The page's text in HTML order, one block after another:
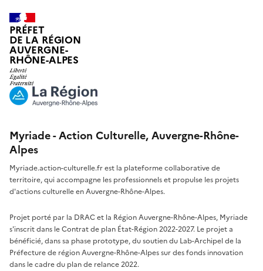
PRÉFET
DE LA RÉGION
AUVERGNE-
RHÔNE-ALPES
Myriade - Action Culturelle, Auvergne-Rhône-
Alpes
Myriade.action-culturelle.fr est la plateforme collaborative de
territoire, qui accompagne les professionnels et propulse les projets
d'actions culturelle en Auvergne-Rhône-Alpes.
Projet porté par la DRAC et la Région Auvergne-Rhône-Alpes, Myriade
s'inscrit dans le Contrat de plan État-Région 2022-2027. Le projet a
bénéficié, dans sa phase prototype, du soutien du Lab-Archipel de la
Préfecture de région Auvergne-Rhône-Alpes sur des fonds innovation
dans le cadre du plan de relance 2022.